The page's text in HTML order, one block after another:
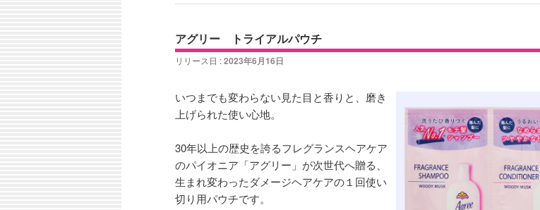
アグリー トライアルパウチ
リリース日 :2023年6月16日
いつまでも変わらない見た目と香りと、磨き
上げられた使い心地。
30年以上の歴史を誇るフレグランスヘアケア
のパイオニア「アグリー」が次世代へ贈る、
生まれ変わったダメージヘアケアの１回使い
切り用パウチです。